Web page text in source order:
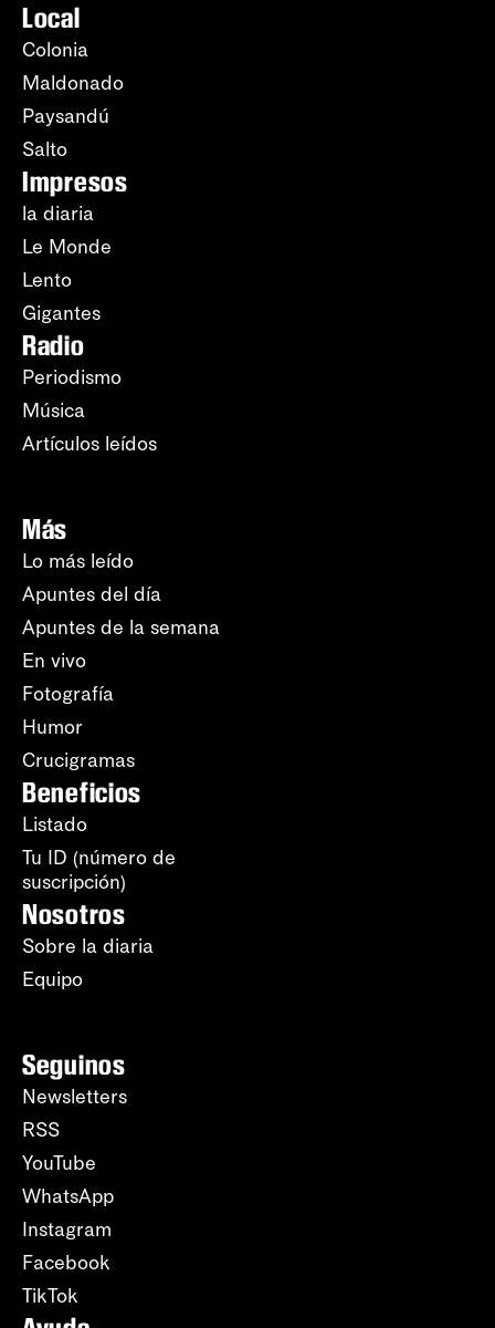
Local
Colonia
Maldonado
Paysandú
Salto
Impresos
la diaria
Le Monde
Lento
Gigantes
Radio
Periodismo
Música
Artículos leídos
Más
Lo más leído
Apuntes del día
Apuntes de la semana
En vivo
Fotografía
Humor
Crucigramas
Beneficios
Listado
Tu ID (número de
suscripción)
Nosotros
Sobre la diaria
Equipo
Seguinos
Newsletters
RSS
YouTube
WhatsApp
Instagram
Facebook
TikTok